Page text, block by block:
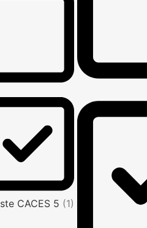
CACES 5 (1)